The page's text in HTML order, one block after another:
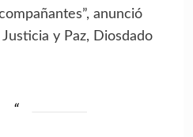
”, anunció
y Paz, Diosdado